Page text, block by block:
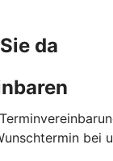
da
bei